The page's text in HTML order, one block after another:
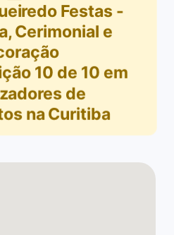
Festas -
Cerimonial e
10 de 10 em
de
na Curitiba